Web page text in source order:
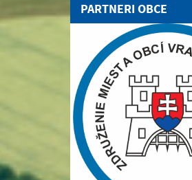
PARTNERI OBCE